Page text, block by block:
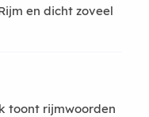
en dicht zoveel
toont rijmwoorden